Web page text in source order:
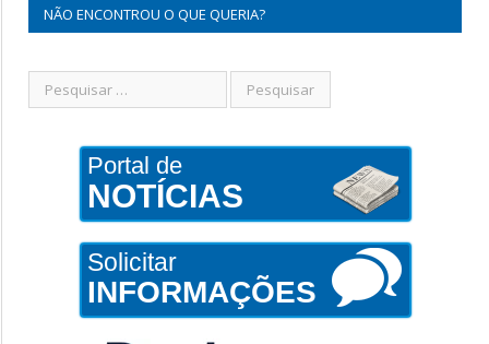
NÃO ENCONTROU O QUE QUERIA?
Portal de
NOTÍCIAS
Solicitar
INFORMAÇÕES